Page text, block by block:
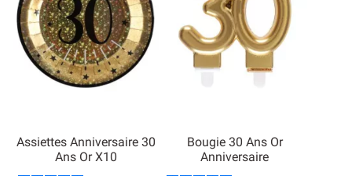
Assiettes Anniversaire 30
Ans Or X10
Bougie 30 Ans Or
Anniversaire